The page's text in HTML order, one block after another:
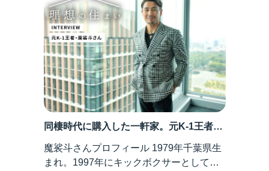
同棲時代に購入した一軒家。元K-1王者・
魔裟斗さんが語る、自由で家庭円満な暮
らし
魔裟斗さんプロフィール 1979年千葉県生
まれ。1997年にキックボクサーとしてデ